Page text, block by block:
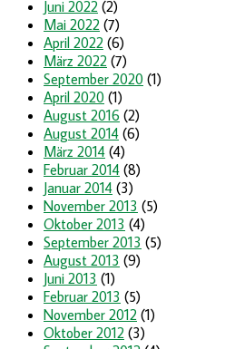
Juni 2022 (2)
Mai 2022 (7)
April 2022 (6)
März 2022 (7)
September 2020 (1)
April 2020 (1)
August 2016 (2)
August 2014 (6)
März 2014 (4)
Februar 2014 (8)
Januar 2014 (3)
November 2013 (5)
Oktober 2013 (4)
September 2013 (5)
August 2013 (9)
Juni 2013 (1)
Februar 2013 (5)
November 2012 (1)
Oktober 2012 (3)